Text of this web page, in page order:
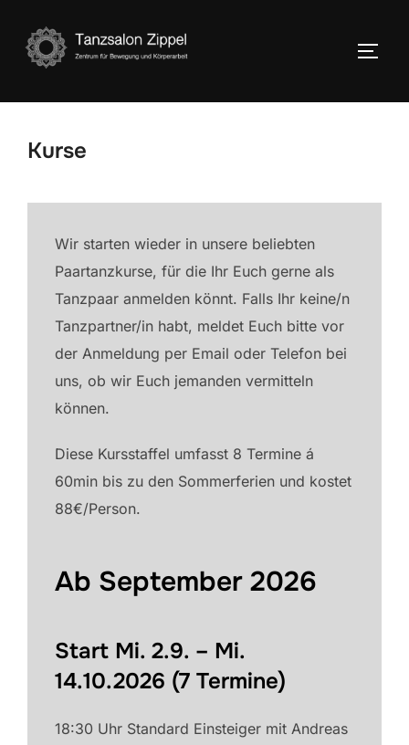
Inhalt
springen
Kurse
Wir starten wieder in unsere beliebten
Paartanzkurse, für die Ihr Euch gerne als
Tanzpaar anmelden könnt. Falls Ihr keine/n
Tanzpartner/in habt, meldet Euch bitte vor
der Anmeldung per Email oder Telefon bei
uns, ob wir Euch jemanden vermitteln
können.
Diese Kursstaffel umfasst 8 Termine á
60min bis zu den Sommerferien und kostet
88€/Person.
Ab September 2026
Start Mi. 2.9. – Mi.
14.10.2026 (7 Termine)
18:30 Uhr Standard Einsteiger mit Andreas